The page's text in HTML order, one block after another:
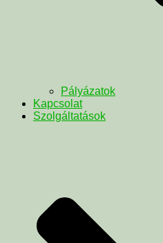
Pályázatok
Kapcsolat
Szolgáltatások